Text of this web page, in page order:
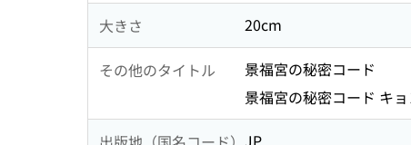
大きさ 20cm
その他のタイトル
景福宮の秘密コード
景福宮の秘密コード キ
JP